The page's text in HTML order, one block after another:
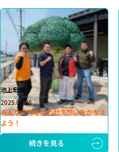
池上宏樹
2025.07.28
みんなで力を合わせて想いをかなえ
よう！
続きを見る